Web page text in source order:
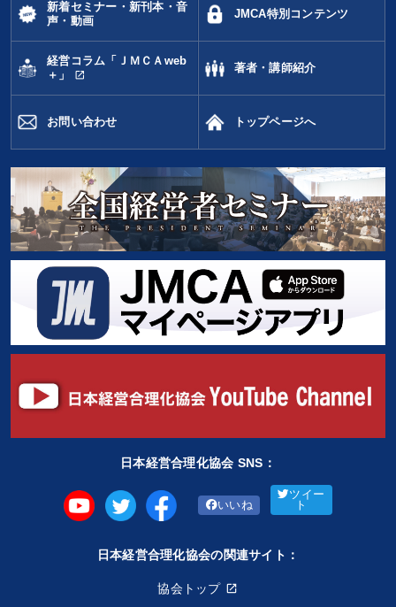
新着セミナー・新刊本・音
声・動画
JMCA特別コンテンツ
経営コラム「ＪＭＣＡweb
＋」
open_in_new
著者・講師紹介
お問い合わせ トップページへ
日本経営合理化協会 SNS：
いいね
ツイー
ト
日本経営合理化協会の関連サイト：
協会トップ